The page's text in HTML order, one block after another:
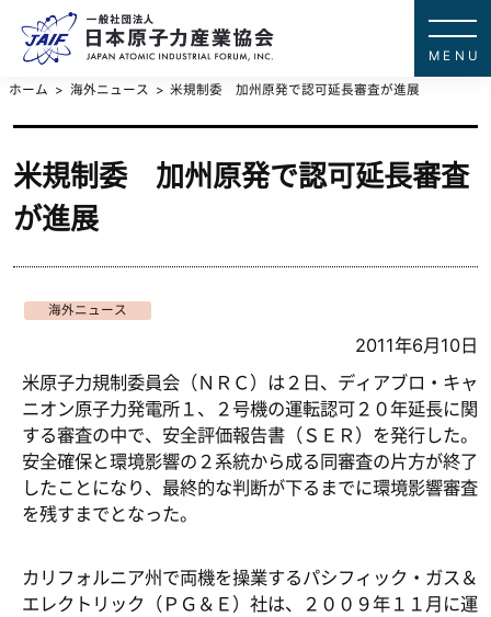
ホーム 海外ニュース 米規制委 加州原発で認可延長審査が進展
米規制委 加州原発で認可延長審査
が進展
海外ニュース
2011年6月10日
米原子力規制委員会（ＮＲＣ）は２日、ディアブロ・キャ
ニオン原子力発電所１、２号機の運転認可２０年延長に関
する審査の中で、安全評価報告書（ＳＥＲ）を発行した。
安全確保と環境影響の２系統から成る同審査の片方が終了
したことになり、最終的な判断が下るまでに環境影響審査
を残すまでとなった。
カリフォルニア州で両機を操業するパシフィック・ガス＆
エレクトリック（ＰＧ＆Ｅ）社は、２００９年１１月に運